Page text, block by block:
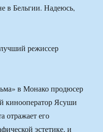
в Бельгии. Надеюсь,
режиссер
в Монако продюсер
кинооператор Ясуши
отражает его
эстетике, и